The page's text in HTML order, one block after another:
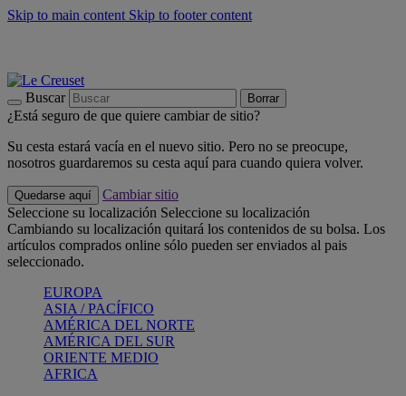
Skip to main content Skip to footer content
Buscar Borrar
¿Está seguro de que quiere cambiar de sitio?
Su cesta estará vacía en el nuevo sitio. Pero no se preocupe,
nosotros guardaremos su cesta aquí para cuando quiera volver.
Quedarse aquí
Cambiar sitio
Seleccione su localización Seleccione su localización
Cambiando su localización quitará los contenidos de su bolsa. Los
artículos comprados online sólo pueden ser enviados al pais
seleccionado.
EUROPA
ASIA / PACÍFICO
AMÉRICA DEL NORTE
AMÉRICA DEL SUR
ORIENTE MEDIO
AFRICA